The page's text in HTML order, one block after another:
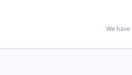
We